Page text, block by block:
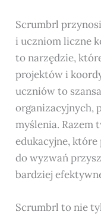
Scrumbrl
i uczniom liczne
to narzędzie,
projektów i
uczniów to
organizacyjnych,
myślenia. Razem
edukacyjne,
do wyzwań
bardziej
Scrumbrl to nie